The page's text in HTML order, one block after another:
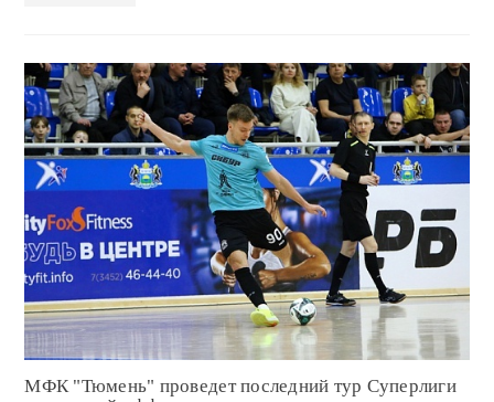
Читать
МФК "Тюмень" проведет последний тур Суперлиги